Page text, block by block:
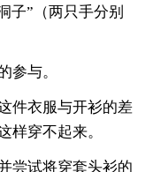
子”（两只手分别
参与。
件衣服与开衫的差
样穿不起来。
尝试将穿套头衫的